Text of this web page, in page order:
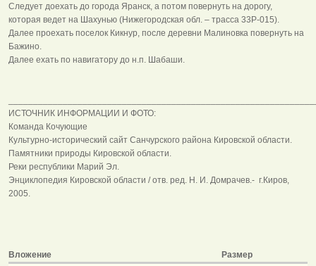
Следует доехать до города Яранск, а потом повернуть на дорогу,
которая ведет на Шахунью (Нижегородская обл. – трасса 33Р-015).
Далее проехать поселок Кикнур, после деревни Малиновка повернуть на
Бажино.
Далее ехать по навигатору до н.п. Шабаши.
ИСТОЧНИК ИНФОРМАЦИИ И ФОТО:
Команда Кочующие
Культурно-исторический сайт Санчурского района Кировской области.
Памятники природы Кировской области.
Реки республики Марий Эл.
Энциклопедия Кировской области / отв. ред. Н. И. Домрачев.- г.Киров,
2005.
Вложение
Размер